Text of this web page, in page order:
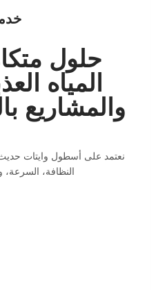
حلول
المياه
والمشاريع
نعتمد على أسطول وايتات
النظافة، السرعة،